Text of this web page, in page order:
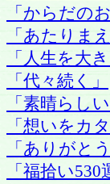
「からだの
「あたりま
「人生を大
「代々続く」
「素晴らし
「想いをカ
「ありがと
「福拾い530